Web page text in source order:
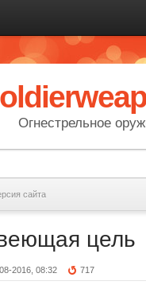
Огнестрельное
сайта
цель
2016, 08:32 717